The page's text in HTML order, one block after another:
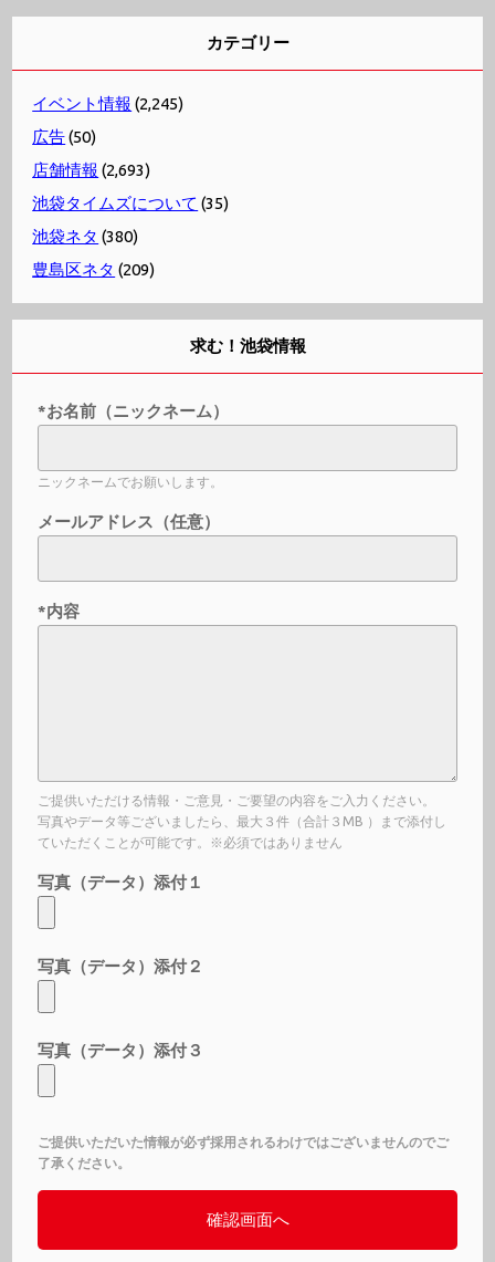
カテゴリー
イベント情報 (2,245)
広告(50)
店舗情報 (2,693)
池袋タイムズについて (35)
池袋ネタ (380)
豊島区ネタ (209)
求む！池袋情報
*お名前（ニックネーム）
ニックネームでお願いします。
メールアドレス（任意）
*内容
ご提供いただける情報・ご意見・ご要望の内容をご入力ください。
写真やデータ等ございましたら、最大３件（合計３MB ）まで添付し
ていただくことが可能です。※必須ではありません
写真（データ）添付１
写真（データ）添付２
写真（データ）添付３
ご提供いただいた情報が必ず採用されるわけではございませんのでご
了承ください。